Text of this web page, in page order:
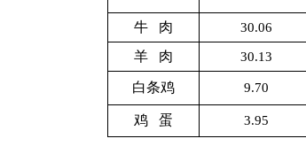
牛 肉 30.06
羊 肉 30.13
白条鸡 9.70
鸡 蛋 3.95